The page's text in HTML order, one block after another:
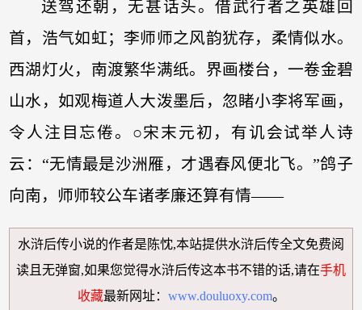
送驾还朝，无甚话头。借武行者之英雄回
首，浩气如虹；李师师之风韵犹存，柔情似水。
西湖灯火，南渡繁华满纸。界画楼台，一卷金碧
山水，如观梅道人大泼墨后，忽睹小李将军画，
令人注目忘倦。○宋末元初，有讥会试举人诗
云：“无情最是沙洲雁，才遇春风便北飞。”鸽子
向南，师师较公车诸孝廉还算有情——
水浒后传小说的作者是陈忱,本站提供水浒后传全文免费阅
读且无弹窗,如果您觉得水浒后传这本书不错的话,请在手机
收藏最新网址： www.douluoxy.com。